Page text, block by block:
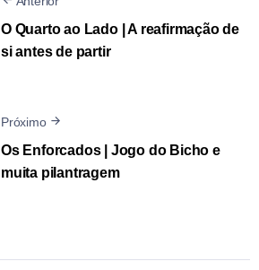
O Quarto ao Lado | A reafirmação de
si antes de partir
Próximo
Os Enforcados | Jogo do Bicho e
muita pilantragem